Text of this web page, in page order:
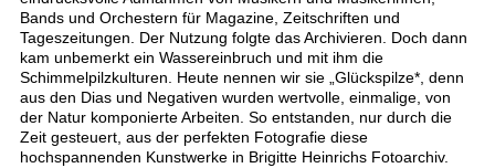
Bands und Orchestern für Magazine, Zeitschriften und
Tageszeitungen. Der Nutzung folgte das Archivieren. Doch dann
kam unbemerkt ein Wassereinbruch und mit ihm die
Schimmelpilzkulturen. Heute nennen wir sie „Glückspilze*, denn
aus den Dias und Negativen wurden wertvolle, einmalige, von
der Natur komponierte Arbeiten. So entstanden, nur durch die
Zeit gesteuert, aus der perfekten Fotografie diese
hochspannenden Kunstwerke in Brigitte Heinrichs Fotoarchiv.